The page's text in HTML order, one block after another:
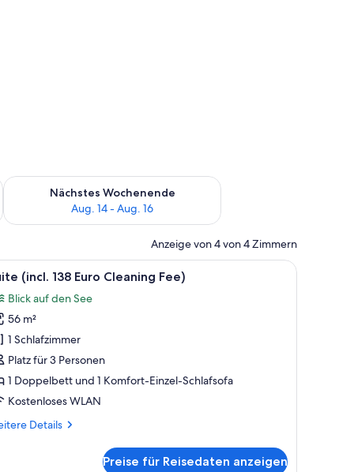
Aug. 7 - Aug. 9.
Nächstes Wochenende
Aug. 14 - Aug. 16
Überprüfe die Verfügbarkeit für nächstes Wochenende, Aug.
Anzeige von 4 von 4 Zimmern
mit einem Stuhl.
Bett, einem grünen Sessel und einem Bild an der Wand.
Ein modernes Schlafzimmer mit
10 (incl. 138 Euro Cleaning Fee)
Blick auf den See
56 m²
1 Schlafzimmer
Platz für 3 Personen
1 Doppelbett und 1 Komfort-Einzel-Schlafsofa
Kostenloses WLAN
Details
Preise für Reisedaten anzeigen